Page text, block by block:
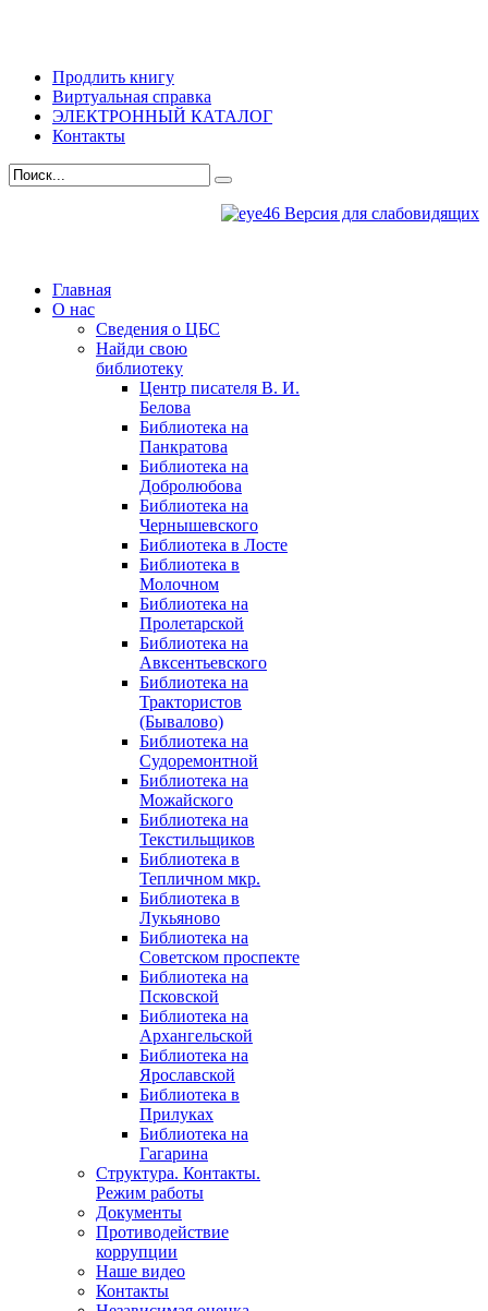
Продлить книгу
Виртуальная справка
ЭЛЕКТРОННЫЙ КАТАЛОГ
Контакты
Версия для слабовидящих
Главная
О нас
Сведения о ЦБС
Найди свою
библиотеку
Центр писателя В. И.
Белова
Библиотека на
Панкратова
Библиотека на
Добролюбова
Библиотека на
Чернышевского
Библиотека в Лосте
Библиотека в
Молочном
Библиотека на
Пролетарской
Библиотека на
Авксентьевского
Библиотека на
Трактористов
(Бывалово)
Библиотека на
Судоремонтной
Библиотека на
Можайского
Библиотека на
Текстильщиков
Библиотека в
Тепличном мкр.
Библиотека в
Лукьяново
Библиотека на
Советском проспекте
Библиотека на
Псковской
Библиотека на
Архангельской
Библиотека на
Ярославской
Библиотека в
Прилуках
Библиотека на
Гагарина
Структура. Контакты.
Режим работы
Документы
Противодействие
коррупции
Наше видео
Контакты